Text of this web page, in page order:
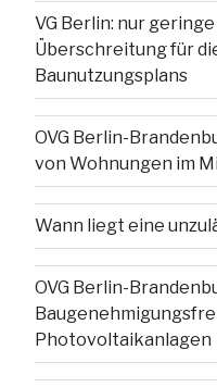
VG Berlin: nur
Überschreitung für
Baunutzungsplans
OVG Berlin-
von Wohnungen im
Wann liegt eine
OVG Berlin-
Photovoltaikanlagen